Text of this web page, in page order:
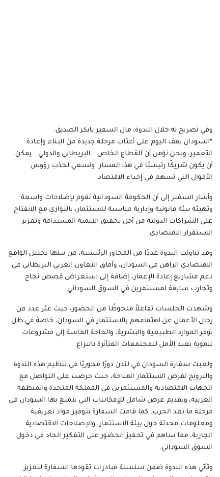
وفي تصريح له خلال الندوة، قال السفير بابكر الصديق:
“السودان يقف اليوم على أعتاب مرحلة جديدة من البناء وإعادة
التعمير، ونحن نؤمن أن القطاع الخاص – البريطاني والدولي – يمكن
أن يكون شريكًا رئيسيًا في هذا المسار. ونسعي لجذب رؤوس
الأموال التي تسهم في إحياء الاقتصاد
وأشار السفير إلى أن الحكومة السودانية تقوم بإصلاحات واسعة
وتهيئة بيئة قانونية وإدارية مناسبة للاستثمار، بالتوازي مع الانفتاح
على الشراكات الدولية من أجل تحقيق التنمية المستدامة وتعزيز
الاستقرار الاقتصادي.
وقد تناولت الندوة عددًا من المحاور الرئيسية، من بينها تحليل الواقع
الاقتصادي الراهن في السودان، وآفاق التعاون العربي البريطاني في
دعم مشاريع إعادة الإعمار، إضافة إلى استعراض قصص نجاح
وتجارب سابقة لمستثمرين في السوق السوداني.
وشهدت الجلسات تفاعلاً ملحوظًا من الحضور، حيث عبّر عدد من
رجال الأعمال عن اهتمامهم بالاستثمار في السودان، خاصة في ظل
توفر الموارد الطبيعية والبشرية، والحاجة الماسة إلى مشروعات
تنموية تعيد الأمل للمجتمعات المتأثرة بالنزاع.
ولعبت سفارة السودان في لندن دورًا محوريًا في تنظيم هذه الندوة
والترويج لفرص الاستثمار المتاحة، حيث حرصت على التواصل مع
الجهات الاقتصادية والمستثمرين في المملكة المتحدة والمنطقة
العربية، وتقديم عرض شامل للإمكانيات التي يتمتع بها السودان في
مرحلة ما بعد الحرب. كما قامت السفارة بتوفير مواد تعريفية
ومعلومات محدثة حول بيئة الاستثمار، والإصلاحات الاقتصادية
الجارية، مما ساهم في تحفيز الحضور على التفكير الجاد في دخول
السوق السوداني.
وتأتي هذه الندوة ضمن سلسلة مبادرات تقودها السفارة لتعزيز